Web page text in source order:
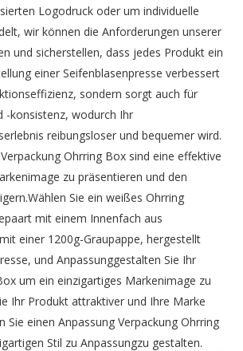
Logodruck oder um individuelle
wir können die Anforderungen unserer
und sicherstellen, dass jedes Produkt ein
einer Seifenblasenpresse verbessert
sondern sorgt auch für
-konsistenz, wodurch Ihr
reibungsloser und bequemer wird.
Ohrring Box sind eine effektive
zu präsentieren und den
Sie ein weißes Ohrring
mit einem Innenfach aus
einer 1200g-Graupappe, hergestellt
und Anpassunggestalten Sie Ihr
um ein einzigartiges Markenimage zu
Ihr Produkt attraktiver und Ihre Marke
Sie einen Anpassung Verpackung Ohrring
Stil zu Anpassungzu gestalten.